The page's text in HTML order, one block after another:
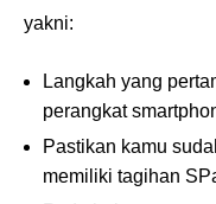
yakni:
Langkah yang
perangkat
Pastikan kamu
memiliki tagihan